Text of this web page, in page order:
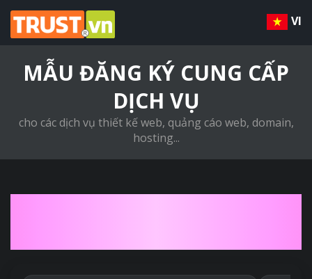
VI
MẪU ĐĂNG KÝ CUNG CẤP
DỊCH VỤ
cho các dịch vụ thiết kế web, quảng cáo web, domain,
hosting...